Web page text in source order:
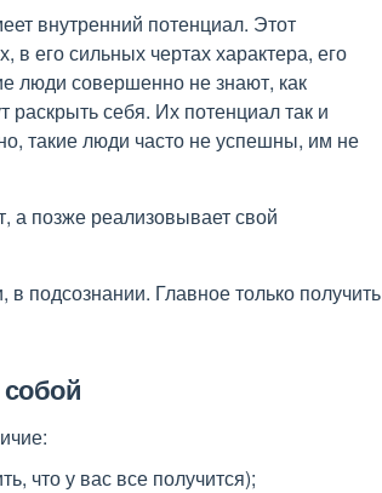
внутренний потенциал. Этот
в его сильных чертах характера, его
люди совершенно не знают, как
раскрыть себя. Их потенциал так и
такие люди часто не успешны, им не
а позже реализовывает свой
подсознании. Главное только получить
что у вас все получится);